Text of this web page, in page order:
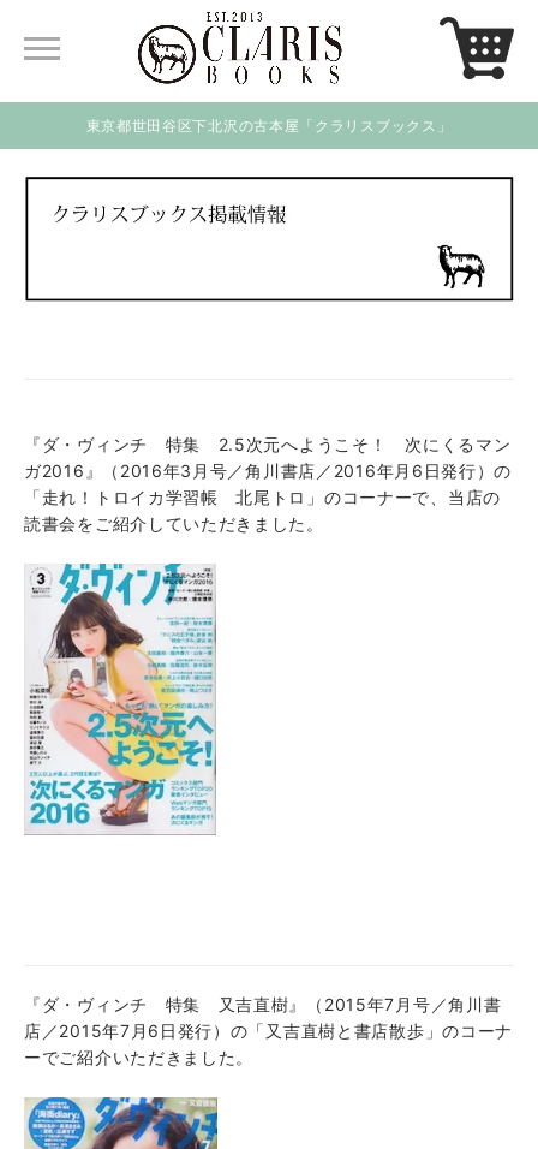
東京都世田谷区下北沢の古本屋「クラリスブックス」
『ダ・ヴィンチ 特集 2.5次元へようこそ！ 次にくるマン
ガ2016』（2016年3月号／角川書店／2016年月6日発行）の
「走れ！トロイカ学習帳 北尾トロ」のコーナーで、当店の
読書会をご紹介していただきました。
『ダ・ヴィンチ 特集 又吉直樹』（2015年7月号／角川書
店／2015年7月6日発行）の「又吉直樹と書店散歩」のコーナ
ーでご紹介いただきました。